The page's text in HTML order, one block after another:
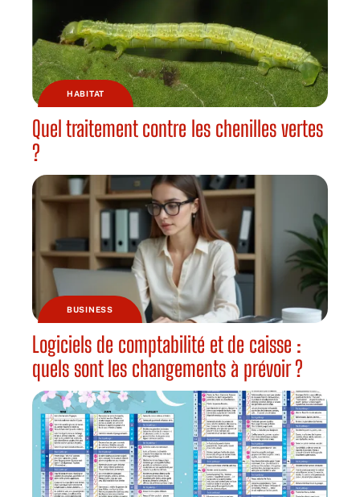
HABITAT
Quel traitement contre les chenilles vertes
?
BUSINESS
Logiciels de comptabilité et de caisse :
quels sont les changements à prévoir ?